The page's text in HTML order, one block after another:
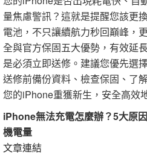
量焦慮警訊？這就是提醒您該更
電池，不只讓續航力秒回巔峰，
全與官方保固五大優勢，有效延
是必須立即送修。建議您優先選
送修前備份資料、檢查保固、了
您的iPhone重獲新生，安全高效
iPhone無法充電怎麼辦？5大原
機電量
文章連結